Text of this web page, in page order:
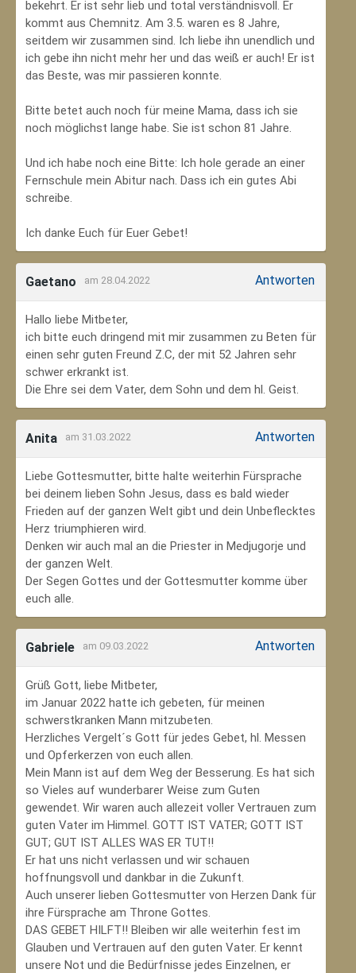
bekehrt. Er ist sehr lieb und total verständnisvoll. Er
kommt aus Chemnitz. Am 3.5. waren es 8 Jahre,
seitdem wir zusammen sind. Ich liebe ihn unendlich und
ich gebe ihn nicht mehr her und das weiß er auch! Er ist
das Beste, was mir passieren konnte.
Bitte betet auch noch für meine Mama, dass ich sie
noch möglichst lange habe. Sie ist schon 81 Jahre.
Und ich habe noch eine Bitte: Ich hole gerade an einer
Fernschule mein Abitur nach. Dass ich ein gutes Abi
schreibe.
Ich danke Euch für Euer Gebet!
Gaetano am 28.04.2022 Antworten
Hallo liebe Mitbeter,
ich bitte euch dringend mit mir zusammen zu Beten für
einen sehr guten Freund Z.C, der mit 52 Jahren sehr
schwer erkrankt ist.
Die Ehre sei dem Vater, dem Sohn und dem hl. Geist.
Anita am 31.03.2022 Antworten
Liebe Gottesmutter, bitte halte weiterhin Fürsprache
bei deinem lieben Sohn Jesus, dass es bald wieder
Frieden auf der ganzen Welt gibt und dein Unbeflecktes
Herz triumphieren wird.
Denken wir auch mal an die Priester in Medjugorje und
der ganzen Welt.
Der Segen Gottes und der Gottesmutter komme über
euch alle.
Gabriele am 09.03.2022 Antworten
Grüß Gott, liebe Mitbeter,
im Januar 2022 hatte ich gebeten, für meinen
schwerstkranken Mann mitzubeten.
Herzliches Vergelt´s Gott für jedes Gebet, hl. Messen
und Opferkerzen von euch allen.
Mein Mann ist auf dem Weg der Besserung. Es hat sich
so Vieles auf wunderbarer Weise zum Guten
gewendet. Wir waren auch allezeit voller Vertrauen zum
guten Vater im Himmel. GOTT IST VATER; GOTT IST
GUT; GUT IST ALLES WAS ER TUT!!
Er hat uns nicht verlassen und wir schauen
hoffnungsvoll und dankbar in die Zukunft.
Auch unserer lieben Gottesmutter von Herzen Dank für
ihre Fürsprache am Throne Gottes.
DAS GEBET HILFT!! Bleiben wir alle weiterhin fest im
Glauben und Vertrauen auf den guten Vater. Er kennt
unsere Not und die Bedürfnisse jedes Einzelnen, er